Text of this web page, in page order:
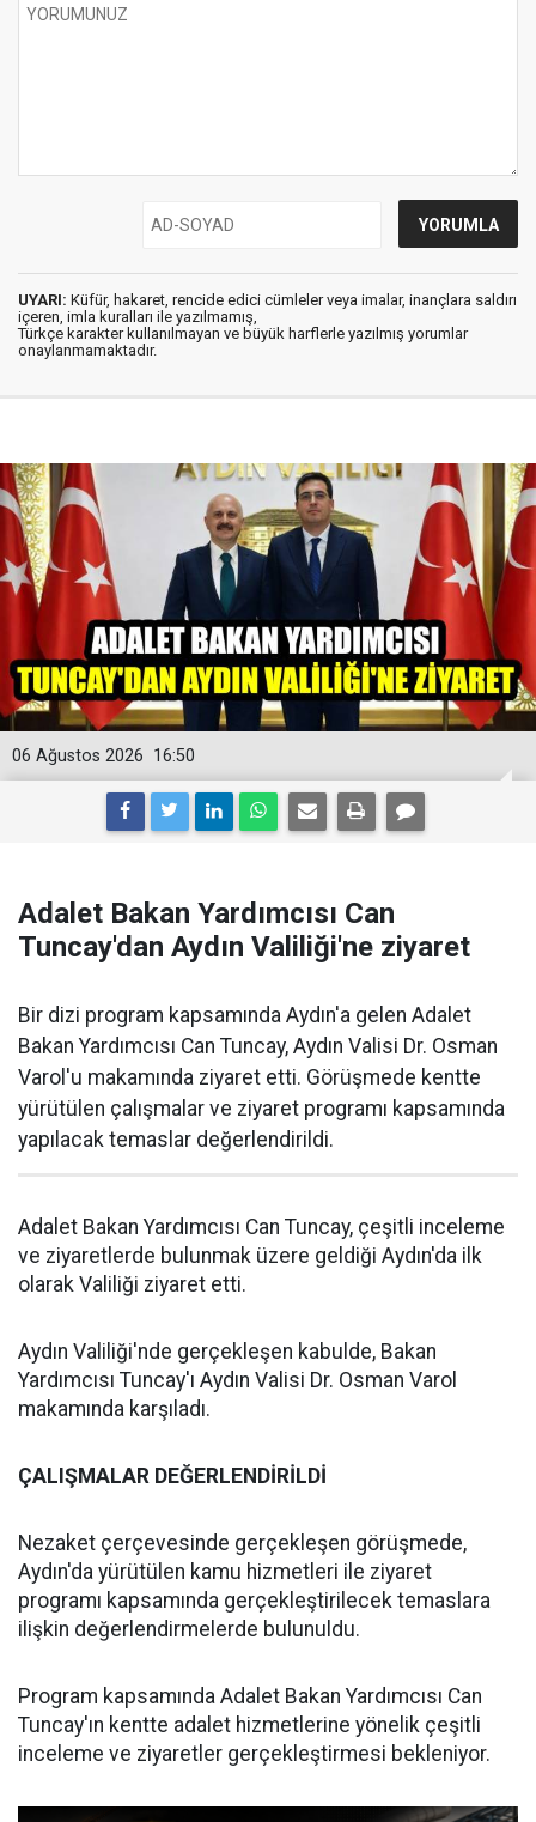
UYARI: Küfür, hakaret, rencide edici cümleler veya imalar, inançlara saldırı
içeren, imla kuralları ile yazılmamış,
Türkçe karakter kullanılmayan ve büyük harflerle yazılmış yorumlar
onaylanmamaktadır.
16:50
06 Ağustos 2026
Adalet Bakan Yardımcısı Can
Tuncay'dan Aydın Valiliği'ne ziyaret
Bir dizi program kapsamında Aydın'a gelen Adalet
Bakan Yardımcısı Can Tuncay, Aydın Valisi Dr. Osman
Varol'u makamında ziyaret etti. Görüşmede kentte
yürütülen çalışmalar ve ziyaret programı kapsamında
yapılacak temaslar değerlendirildi.
Adalet Bakan Yardımcısı Can Tuncay, çeşitli inceleme
ve ziyaretlerde bulunmak üzere geldiği Aydın'da ilk
olarak Valiliği ziyaret etti.
Aydın Valiliği'nde gerçekleşen kabulde, Bakan
Yardımcısı Tuncay'ı Aydın Valisi Dr. Osman Varol
makamında karşıladı.
ÇALIŞMALAR DEĞERLENDİRİLDİ
Nezaket çerçevesinde gerçekleşen görüşmede,
Aydın'da yürütülen kamu hizmetleri ile ziyaret
programı kapsamında gerçekleştirilecek temaslara
ilişkin değerlendirmelerde bulunuldu.
Program kapsamında Adalet Bakan Yardımcısı Can
Tuncay'ın kentte adalet hizmetlerine yönelik çeşitli
inceleme ve ziyaretler gerçekleştirmesi bekleniyor.